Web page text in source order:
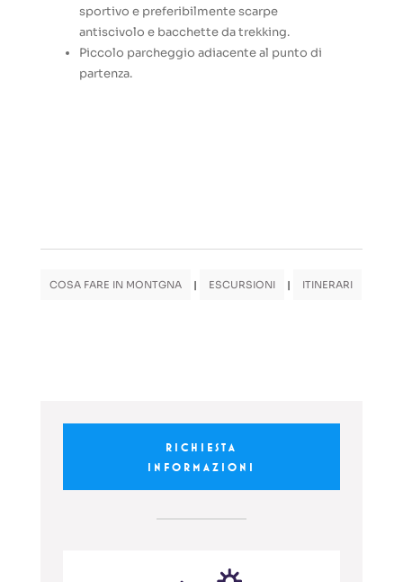
sportivo e preferibilmente scarpe
antiscivolo e bacchette da trekking.
Piccolo parcheggio adiacente al punto di
partenza.
COSA FARE IN MONTGNA | ESCURSIONI | ITINERARI
RICHIESTA
INFORMAZIONI